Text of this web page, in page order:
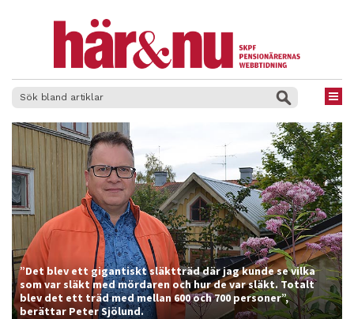
”Det blev ett gigantiskt släktträd där jag kunde se vilka
som var släkt med mördaren och hur de var släkt. Totalt
blev det ett träd med mellan 600 och 700 personer”,
berättar Peter Sjölund.